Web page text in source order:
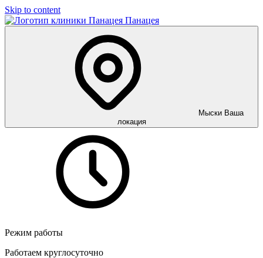
Skip to content
Панацея
Мыски Ваша
локация
Режим работы
Работаем круглосуточно